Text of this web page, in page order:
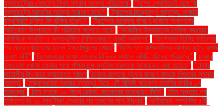
যুক্তরাষ্ট্রের নেতৃত্বে বিশ্ব স্বাস্থ্য সংস্থা পরিচালনা" "ট্রাম্প প্রেসিডেন্ট হলে কি
যুক্তরাষ্ট্রে আদানির সমস্যা সমাধান হবে?" "ট্রাম্পের বিদ্বেষপূর্ণ বক্তব্য: গাজায়
যুদ্ধবিরতি চুক্তি কি ঝুঁকির মধ্যে?" "ট্রাম্পের শুল্কের কারণে ভারতে অ্যাপলের
আইফোন উৎপাদনে কী পরিবর্তন আসতে পারে" "ডিজিটাল উদ্ভাবনের নৈতিক ব্যবহার:
সামাজিক সংহতি ও অন্তর্ভুক্তি নিশ্চিতকরণে একটি কর্মশালা" "ডিপ্লোমা ডিগ্রি বাতিলের
পর এবার গ্রেফতার হলেন ইস্তাম্বুলের মেয়র" "ডিসি পদে কর্মকর্তাদের আগ্রহ হঠাৎ কমার
কারণ কী?" "ডিসেম্বরের মধ্যে জেলার বিভিন্ন স্থানে কমিটি গঠনের পরিকল্পনা" "ঢাকার
ইজতেমা থেকে ফেরার পথে পশ্চিমবঙ্গে মুসলিম তরুণকে আক্রান্ত করা হয়েছে" "ঢাকার
জাহাঙ্গীর টাওয়ারে ক্যাফেতে আগুন "ঢাকার রাস্তায় ধুলোর কারণে বাড়ছে শিশুদের স্বাস্থ্য
সমস্যা" "তত্ত্বাবধায়ক সরকার ব্যবস্থা নিয়ে ৩টি রিভিউ আবেদন শুনানির তারিখ ১৭
নভেম্বর" "তিন দশকে ৩০ বিশ্ব রেকর্ড: জাকেরের অসাধারণ কীর্তি" "তিন সপ্তাহ পর
মুক্তিপণের ২৫ লাখ টাকা দেওয়ার পর তরুণের লাশ উদ্ধার" "থাইরয়েড সম্পর্কিত ৫টি